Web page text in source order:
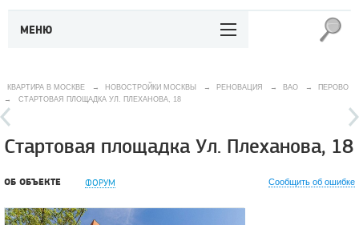
МЕНЮ
КВАРТИРА В МОСКВЕ → НОВОСТРОЙКИ МОСКВЫ → РЕНОВАЦИЯ → ВАО →
ПЕРОВО
→
СТАРТОВАЯ ПЛОЩАДКА УЛ. ПЛЕХАНОВА, 18
Стартовая площадка Ул. Плеханова, 18
ОБ ОБЪЕКТЕ ФОРУМ Сообщить об ошибке